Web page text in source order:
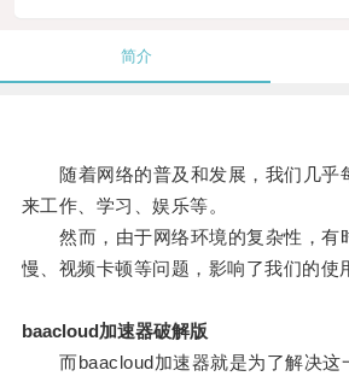
简介
随着网络的普及和发展，我们几乎
来工作、学习、娱乐等。
然而，由于网络环境的复杂性，有
慢、视频卡顿等问题，影响了我们的使
baacloud加速器破解版
而baacloud加速器就是为了解决这